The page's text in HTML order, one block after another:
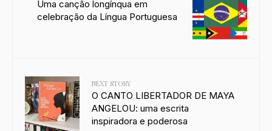
Uma canção longínqua em
celebração da Língua Portuguesa
NEXT STORY
O CANTO LIBERTADOR DE MAYA
ANGELOU: uma escrita
inspiradora e poderosa